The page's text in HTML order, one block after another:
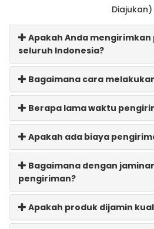
Diajukan)
Apakah Anda
seluruh Indonesia?
Bagaimana cara
Berapa lama waktu
Apakah ada biaya
Bagaimana dengan
pengiriman?
Apakah produk dijamin